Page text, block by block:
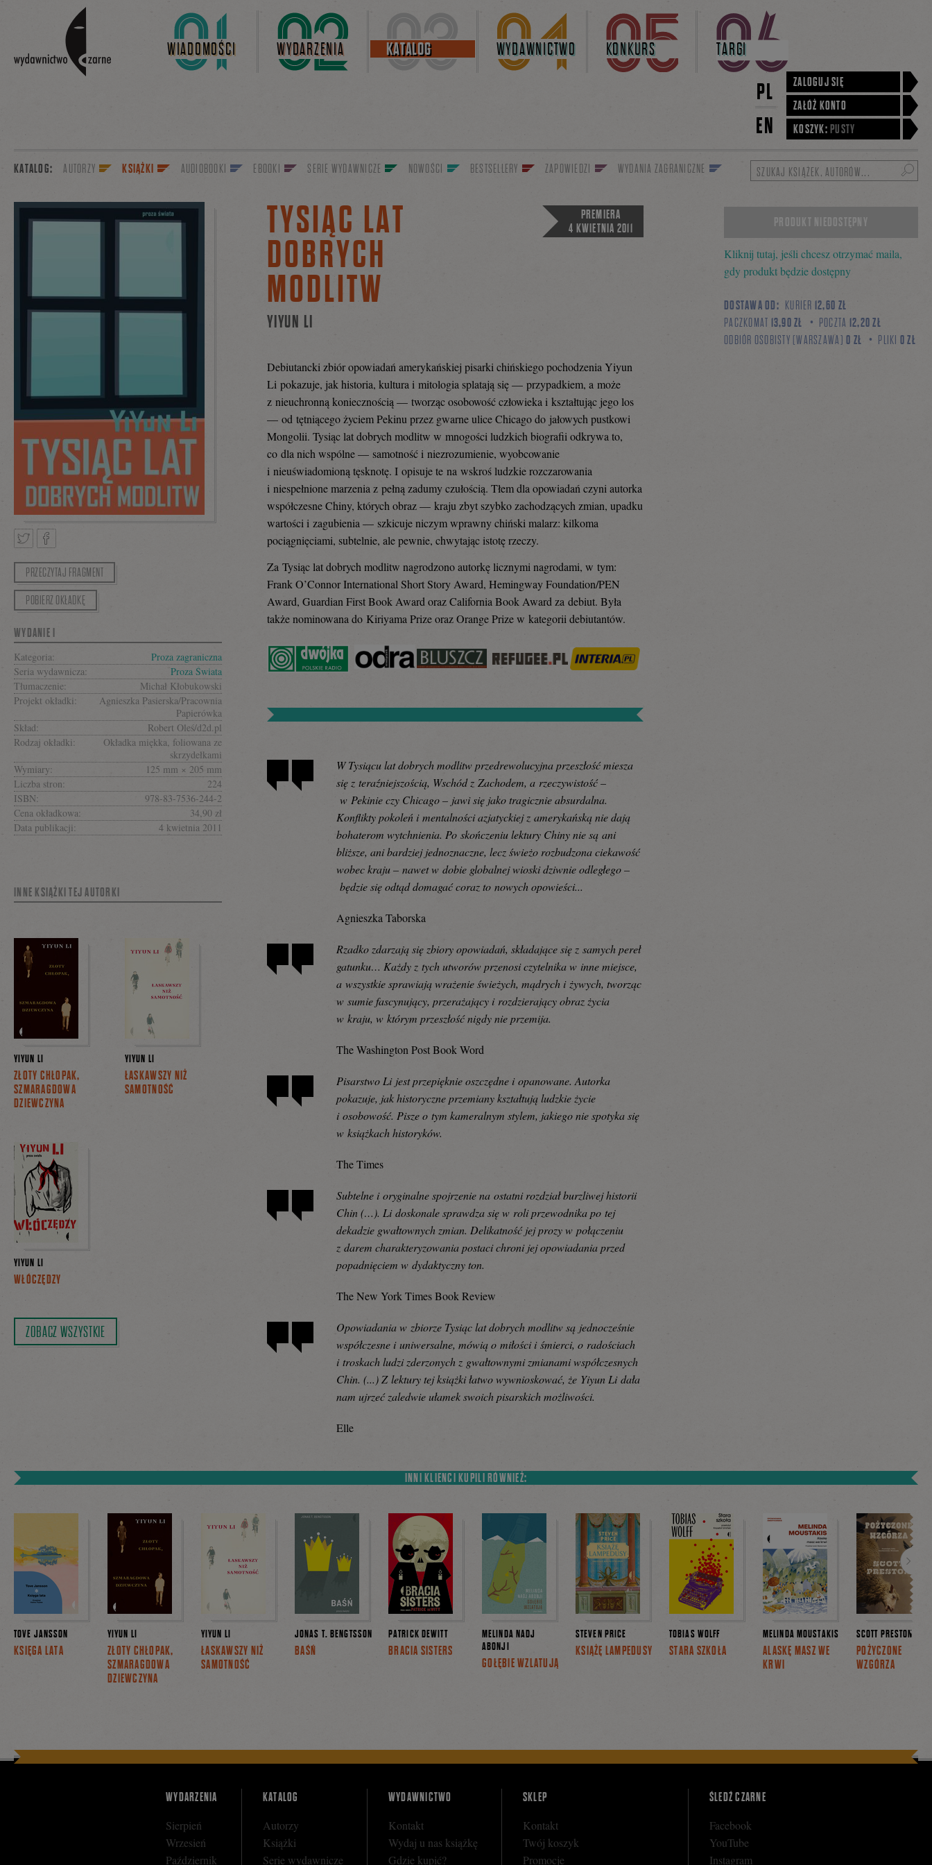
WIADOMOŚCI WYDARZENIA KATALOG WYDAWNICTWO KONKURS TARGI
PL
EN
ZALOGUJ SIĘ
ZAŁÓŻ KONTO
KOSZYK: PUSTY
KATALOG: AUTORZY KSIĄŻKI AUDIOBOOKI EBOOKI SERIE WYDAWNICZE NOWOŚCI BESTSELLERY ZAPOWIEDZI WYDANIA ZAGRANICZNE
TYSIĄC LAT
DOBRYCH
MODLITW
YIYUN LI
PREMIERA
4 KWIETNIA 2011
TweetnijPodziel
się
na
Facebooku
PRODUKT NIEDOSTĘPNY
Kliknij tutaj, jeśli chcesz otrzymać maila,
gdy produkt będzie dostępny
DOSTAWA OD: KURIER 12,60 ZŁ
PACZKOMAT 13,90 ZŁ POCZTA 12,20 ZŁ
ODBIÓR OSOBISTY (WARSZAWA) 0 ZŁ PLIKI 0 ZŁ
Debiutancki zbiór opowiadań amerykańskiej pisarki chińskiego pochodzenia Yiyun
Li pokazuje, jak historia, kultura i mitologia splatają się — przypadkiem, a może
z nieuchronną koniecznością — tworząc osobowość człowieka i kształtując jego los
— od tętniącego życiem Pekinu przez gwarne ulice Chicago do jałowych pustkowi
Mongolii. Tysiąc lat dobrych modlitw w mnogości ludzkich biografii odkrywa to,
co dla nich wspólne — samotność i niezrozumienie, wyobcowanie
i nieuświadomioną tęsknotę. I opisuje te na wskroś ludzkie rozczarowania
i niespełnione marzenia z pełną zadumy czułością. Tłem dla opowiadań czyni autorka
współczesne Chiny, których obraz — kraju zbyt szybko zachodzących zmian, upadku
wartości i zagubienia — szkicuje niczym wprawny chiński malarz: kilkoma
pociągnięciami, subtelnie, ale pewnie, chwytając istotę rzeczy.
Za Tysiąc lat dobrych modlitw nagrodzono autorkę licznymi nagrodami, w tym:
Frank O’Connor International Short Story Award, Hemingway Foundation/PEN
Award, Guardian First Book Award oraz California Book Award za debiut. Była
także nominowana do Kiriyama Prize oraz Orange Prize w kategorii debiutantów.
W Tysiącu lat dobrych modlitw przedrewolucyjna przeszłość miesza
się z teraźniejszością, Wschód z Zachodem, a rzeczywistość –
w Pekinie czy Chicago – jawi się jako tragicznie absurdalna.
Konflikty pokoleń i mentalności azjatyckiej z amerykańską nie dają
bohaterom wytchnienia. Po skończeniu lektury Chiny nie są ani
bliższe, ani bardziej jednoznaczne, lecz świeżo rozbudzona ciekawość
wobec kraju – nawet w dobie globalnej wioski dziwnie odległego –
będzie się odtąd domagać coraz to nowych opowieści...
Agnieszka Taborska
Rzadko zdarzają się zbiory opowiadań, składające się z samych pereł
gatunku… Każdy z tych utworów przenosi czytelnika w inne miejsce,
a wszystkie sprawiają wrażenie świeżych, mądrych i żywych, tworząc
w sumie fascynujący, przerażający i rozdzierający obraz życia
w kraju, w którym przeszłość nigdy nie przemija.
The Washington Post Book Word
Pisarstwo Li jest przepięknie oszczędne i opanowane. Autorka
pokazuje, jak historyczne przemiany kształtują ludzkie życie
i osobowość. Pisze o tym kameralnym stylem, jakiego nie spotyka się
w książkach historyków.
The Times
Subtelne i oryginalne spojrzenie na ostatni rozdział burzliwej historii
Chin (…). Li doskonale sprawdza się w roli przewodnika po tej
dekadzie gwałtownych zmian. Delikatność jej prozy w połączeniu
z darem charakteryzowania postaci chroni jej opowiadania przed
popadnięciem w dydaktyczny ton.
The New York Times Book Review
Opowiadania w zbiorze Tysiąc lat dobrych modlitw są jednocześnie
współczesne i uniwersalne, mówią o miłości i śmierci, o radościach
i troskach ludzi zderzonych z gwałtownymi zmianami współczesnych
Chin. (...) Z lektury tej książki łatwo wywnioskować, że Yiyun Li dała
nam ujrzeć zaledwie ułamek swoich pisarskich możliwości.
Elle
PRZECZYTAJ FRAGMENT
POBIERZ OKŁADKĘ
WYDANIE I
Kategoria:
Proza zagraniczna
Seria wydawnicza:
Proza Świata
Tłumaczenie:
Michał Kłobukowski
Projekt okładki:
Agnieszka Pasierska/Pracownia
Papierówka
Skład:
Robert Oleś/d2d.pl
Rodzaj okładki:
Okładka miękka, foliowana ze
skrzydełkami
Wymiary:
125 mm × 205 mm
Liczba stron:
224
ISBN:
978-83-7536-244-2
Cena okładkowa:
34,90 zł
Data publikacji:
4 kwietnia 2011
INNE KSIĄŻKI TEJ AUTORKI
YIYUN LI
ZŁOTY CHŁOPAK,
SZMARAGDOWA
DZIEWCZYNA
YIYUN LI
ŁASKAWSZY NIŻ
SAMOTNOŚĆ
YIYUN LI
WŁÓCZĘDZY
ZOBACZ WSZYSTKIE
INNI KLIENCI KUPILI RÓWNIEŻ:
Dalej
TOVE JANSSON
KSIĘGA LATA
YIYUN LI
ZŁOTY CHŁOPAK,
SZMARAGDOWA
DZIEWCZYNA
YIYUN LI
ŁASKAWSZY NIŻ
SAMOTNOŚĆ
JONAS T. BENGTSSON
BAŚŃ
PATRICK DEWITT
BRACIA SISTERS
MELINDA NADJ
ABONJI
GOŁĘBIE WZLATUJĄ
STEVEN PRICE
KSIĄŻĘ LAMPEDUSY
TOBIAS WOLFF
STARA SZKOŁA
MELINDA MOUSTAKIS
ALASKĘ MASZ WE
KRWI
SCOTT PRESTON
POŻYCZONE
WZGÓRZA
WYDARZENIA
Sierpień
Wrzesień
Październik
KATALOG
Autorzy
Książki
Serie wydawnicze
WYDAWNICTWO
Kontakt
Wydaj u nas książkę
Gdzie kupić?
SKLEP
Kontakt
Twój koszyk
Promocje
ŚLEDŹ CZARNE
Facebook
YouTube
Instagram